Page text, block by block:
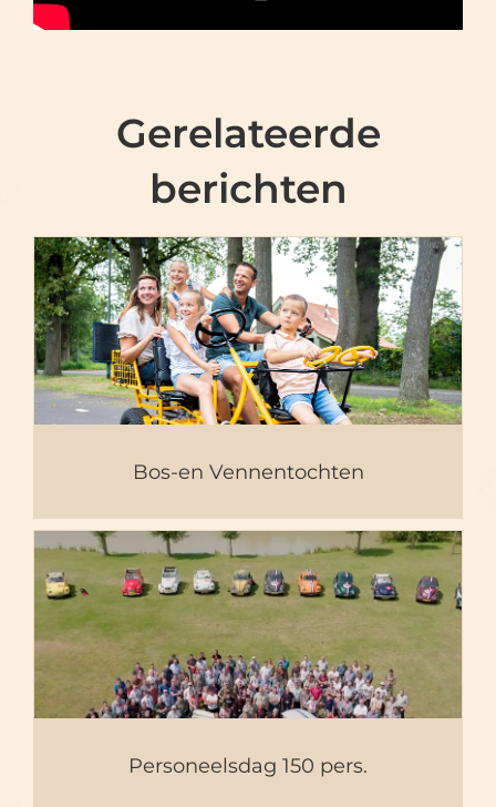
Gerelateerde
berichten
Bos-en Vennentochten
Bos-en Vennentochten
Personeelsdag 150 pers.
Personeelsdag 150 pers.